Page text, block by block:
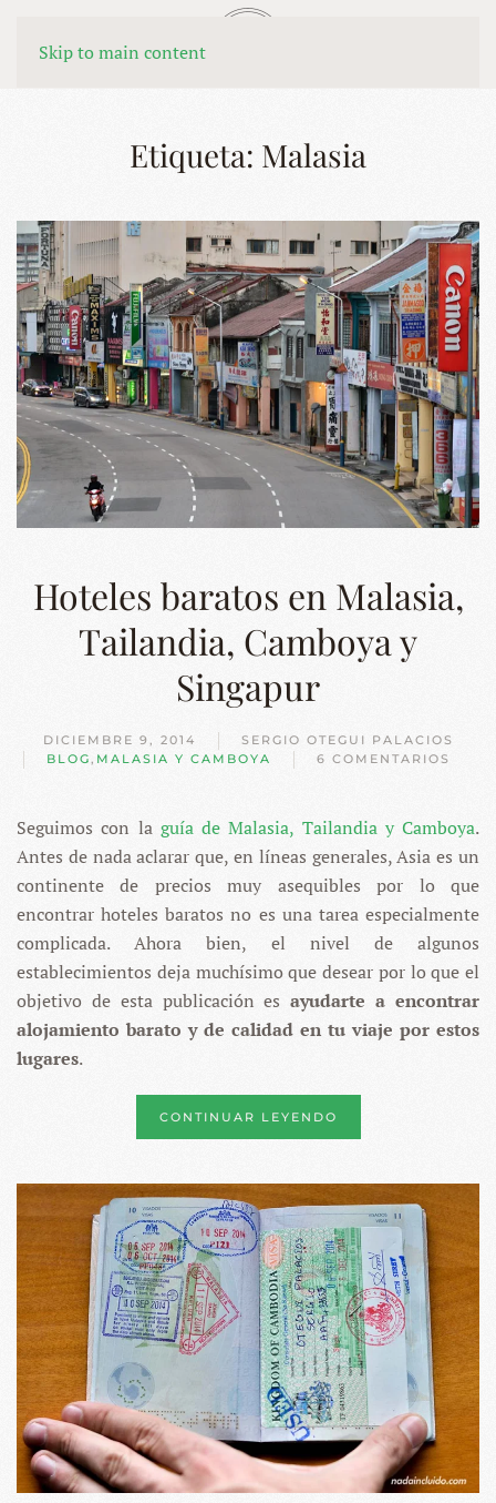
Skip to main content
MENÚ
Etiqueta: Malasia
Hoteles baratos en Malasia,
Tailandia, Camboya y
Singapur
DICIEMBRE 9, 2014
SERGIO OTEGUI PALACIOS
BLOG, MALASIA Y CAMBOYA 6 COMENTARIOS
EN
EN
MALASIA,
TAILANDIA,
CAMBOYA
SINGAPUR
Seguimos con la guía de Malasia, Tailandia y Camboya.
Antes de nada aclarar que, en líneas generales, Asia es un
continente de precios muy asequibles por lo que
encontrar hoteles baratos no es una tarea especialmente
complicada. Ahora bien, el nivel de algunos
establecimientos deja muchísimo que desear por lo que el
objetivo de esta publicación esayudarte a encontrar
alojamiento barato y de calidad en tu viaje por estos
lugares.
CONTINUAR LEYENDO